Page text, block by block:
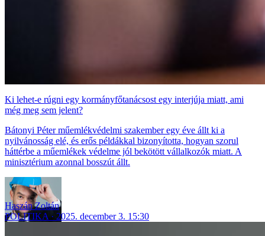
Ki lehet-e rúgni egy kormányfőtanácsost egy interjúja miatt, ami
még meg sem jelent?
Bátonyi Péter műemlékvédelmi szakember egy éve állt ki a
nyilvánosság elé, és erős példákkal bizonyította, hogyan szorul
háttérbe a műemlékek védelme jól bekötött vállalkozók miatt. A
minisztérium azonnal bosszút állt.
Haszán Zoltán
POLITIKA
2025. december 3. 15:30